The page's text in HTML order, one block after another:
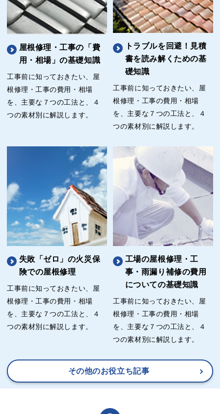
屋根修理・工事の「費
用・相場」の基礎知識
工事前に知っておきたい、屋
根修理・工事の費用・相場
を、主要な７つの工法と、４
つの素材別に解説します。
トラブルを回避！見積
書を読み解くための基
礎知識
工事前に知っておきたい、屋
根修理・工事の費用・相場
を、主要な７つの工法と、４
つの素材別に解説します。
失敗「ゼロ」の火災保
険での屋根修理
工事前に知っておきたい、屋
根修理・工事の費用・相場
を、主要な７つの工法と、４
つの素材別に解説します。
工場の屋根修理・工
事・雨漏り補修の費用
についての基礎知識
工事前に知っておきたい、屋
根修理・工事の費用・相場
を、主要な７つの工法と、４
つの素材別に解説します。
その他のお役立ち記事